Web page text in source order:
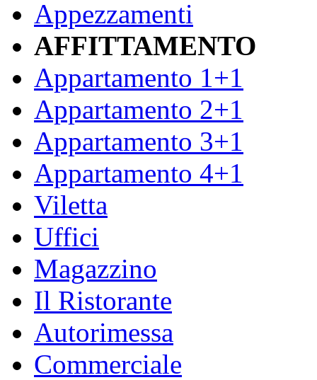
Appezzamenti
AFFITTAMENTO
Appartamento 1+1
Appartamento 2+1
Appartamento 3+1
Appartamento 4+1
Viletta
Uffici
Magazzino
Il Ristorante
Autorimessa
Commerciale